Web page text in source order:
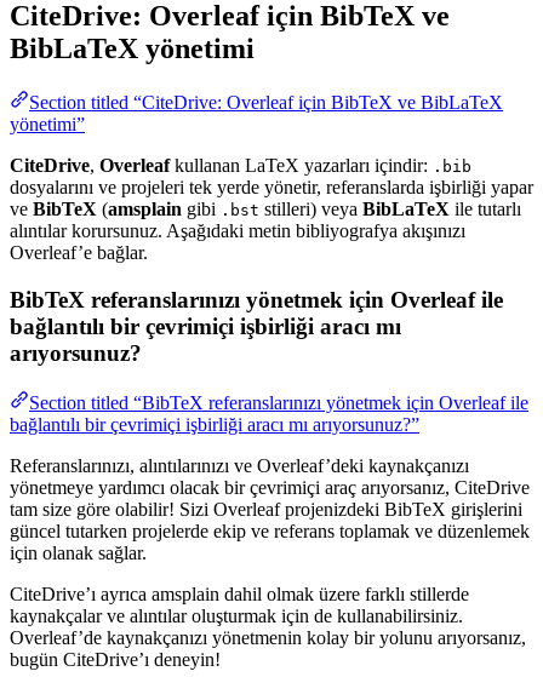
CiteDrive: Overleaf için BibTeX ve
BibLaTeX yönetimi
Section titled “CiteDrive: Overleaf için BibTeX ve BibLaTeX
yönetimi”
CiteDrive, Overleafkullanan LaTeX yazarları içindir: .bib
dosyalarını ve projeleri tek yerde yönetir, referanslarda işbirliği yapar
ve BibTeX (amsplain gibi .bst stilleri) veya BibLaTeX ile tutarlı
alıntılar korursunuz. Aşağıdaki metin bibliyografya akışınızı
Overleaf’e bağlar.
BibTeX referanslarınızı yönetmek için Overleaf ile
bağlantılı bir çevrimiçi işbirliği aracı mı
arıyorsunuz?
Section titled “BibTeX referanslarınızı yönetmek için Overleaf ile
bağlantılı bir çevrimiçi işbirliği aracı mı arıyorsunuz?”
Referanslarınızı, alıntılarınızı ve Overleaf’deki kaynakçanızı
yönetmeye yardımcı olacak bir çevrimiçi araç arıyorsanız, CiteDrive
tam size göre olabilir! Sizi Overleaf projenizdeki BibTeX girişlerini
güncel tutarken projelerde ekip ve referans toplamak ve düzenlemek
için olanak sağlar.
CiteDrive’ı ayrıca amsplain dahil olmak üzere farklı stillerde
kaynakçalar ve alıntılar oluşturmak için de kullanabilirsiniz.
Overleaf’de kaynakçanızı yönetmenin kolay bir yolunu arıyorsanız,
bugün CiteDrive’ı deneyin!